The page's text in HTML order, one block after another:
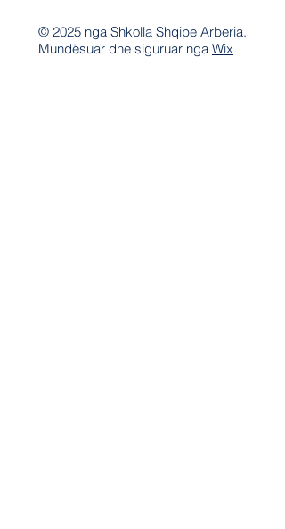
© 2025 nga Shkolla Shqipe Arberia.
Mundësuar dhe siguruar nga Wix